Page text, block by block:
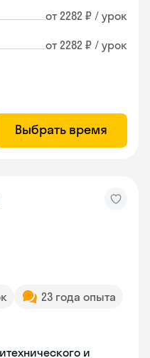
от 2282 ₽ / урок
от 2282 ₽ / урок
Выбрать время
23 года опыта
и